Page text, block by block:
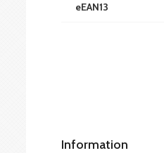
eEAN13
Information